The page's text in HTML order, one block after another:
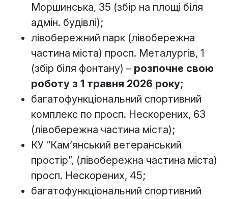
Моршинська, 35 (збір на площі біля
адмін. будівлі);
лівобережний парк (лівобережна
частина міста) просп. Металургів, 1
(збір біля фонтану) – розпочне свою
роботу з 1 травня 2026 року;
багатофункціональний спортивний
комплекс по просп. Нескорених, 63
(лівобережна частина міста);
КУ “Камʼянський ветеранський
простір”, (лівобережна частина міста)
просп. Нескорених, 45;
багатофункціональний спортивний